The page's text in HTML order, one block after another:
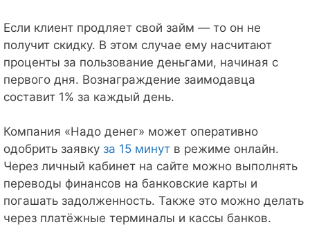
Если клиент продляет свой займ — то он не
получит скидку. В этом случае ему насчитают
проценты за пользование деньгами, начиная с
первого дня. Вознаграждение заимодавца
составит 1% за каждый день.
Компания «Надо денег» может оперативно
одобрить заявку за 15 минут в режиме онлайн.
Через личный кабинет на сайте можно выполнять
переводы финансов на банковские карты и
погашать задолженность. Также это можно делать
через платёжные терминалы и кассы банков.